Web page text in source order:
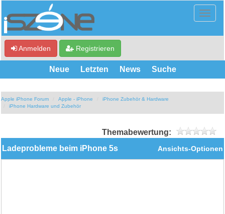
Anmelden Registrieren
Neue Letzten News Suche
Apple iPhone Forum Apple - iPhone
iPhone Zubehör & Hardware
iPhone Hardware und Zubehör
Themabewertung:
Ansichts-Optionen
Ladeprobleme beim iPhone 5s